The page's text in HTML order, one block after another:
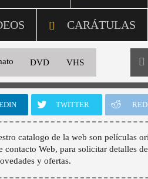
CARÁTULAS
DVD VHS
TWITTER
catalogo de la web son películas
Web, para solicitar detalles
y ofertas.